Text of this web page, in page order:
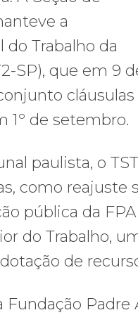
a
do Trabalho da
SP), que em 9
1º de setembro.
paulista, o
como reajuste
pública da
do Trabalho,
de
Fundação